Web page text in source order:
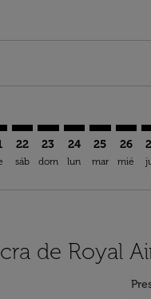
cmp-view-offers-
cmp-view-offers-
cmp-view-
NBO–ACC: cmp-view-
22
sáb
NBO–ACC: cmp-
23
dom
NBO–ACC:
24
lun
25
mar
26
mié
de Royal